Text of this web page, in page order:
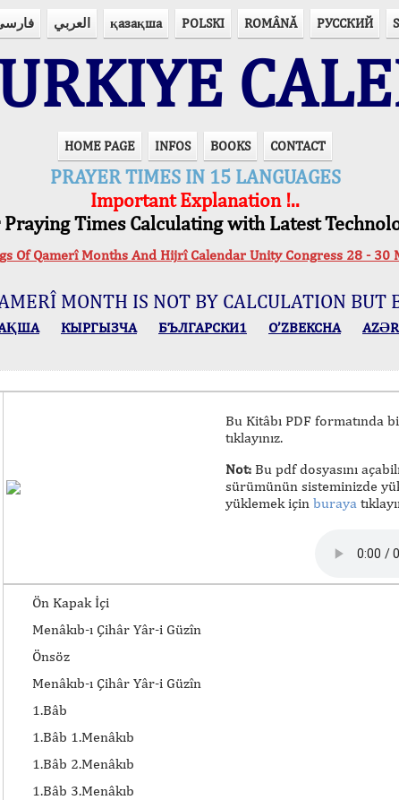
العربي қазақша POLSKI ROMÂNĂ РУССКИЙ
HOME PAGE INFOS BOOKS CONTACT
PRAYER TIMES IN 15 LANGUAGES
Important Explanation !..
Praying Times Calculating with Latest
Of Qamerî Months And Hijrî Calendar Unity Congress 28 - 30
MONTH IS NOT BY CALCULATION BUT
КЫPГЫЗЧA БЪЛГАРСКИ1 O’ZBEKCHA
Bu Kitâbı PDF formatında
tıklayınız.
Not:Bu pdf dosyasını
sürümünün sisteminizde
yüklemek için buraya
Ön Kapak İçi
Menâkıb-ı Çihâr Yâr-i Güzîn
Önsöz
Menâkıb-ı Çihâr Yâr-i Güzîn
1.Bâb
1.Bâb 1.Menâkıb
1.Bâb 2.Menâkıb
1.Bâb 3.Menâkıb